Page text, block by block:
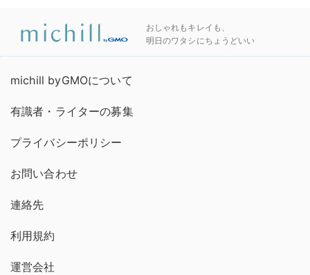
おしゃれもキレイも、
明日のワタシにちょうどいい
michill byGMOについて
有識者・ライターの募集
プライバシーポリシー
お問い合わせ
連絡先
利用規約
運営会社